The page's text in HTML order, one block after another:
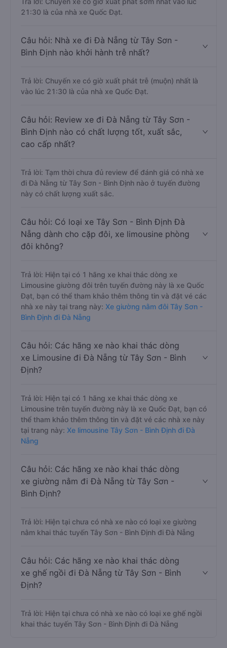
21:30 là của nhà xe Quốc Đạt.
Câu hỏi: Nhà xe đi Đà Nẵng từ Tây Sơn -
Bình Định nào khởi hành trễ nhất?
Trả lời: Chuyến xe có giờ xuất phát trễ (muộn) nhất là
vào lúc 21:30 là của nhà xe Quốc Đạt.
Câu hỏi: Review xe đi Đà Nẵng từ Tây Sơn -
Bình Định nào có chất lượng tốt, xuất sắc,
cao cấp nhất?
Trả lời: Tạm thời chưa đủ review để đánh giá có nhà xe
đi Đà Nẵng từ Tây Sơn - Bình Định nào ở tuyến đường
này có chất lượng xuất sắc.
Câu hỏi: Có loại xe Tây Sơn - Bình Định Đà
Nẵng dành cho cặp đôi, xe limousine phòng
đôi không?
Trả lời: Hiện tại có 1 hãng xe khai thác dòng xe
Limousine giường đôi trên tuyến đường này là xe Quốc
Đạt, bạn có thể tham khảo thêm thông tin và đặt vé các
nhà xe này tại trang này: Xe giường nằm đôi Tây Sơn -
Bình Định đi Đà Nẵng
Câu hỏi: Các hãng xe nào khai thác dòng
xe Limousine đi Đà Nẵng từ Tây Sơn - Bình
Định?
Trả lời: Hiện tại có 1 hãng xe khai thác dòng xe
Limousine trên tuyến đường này là xe Quốc Đạt, bạn có
thể tham khảo thêm thông tin và đặt vé các nhà xe này
tại trang này: Xe limousine Tây Sơn - Bình Định đi Đà
Nẵng
Câu hỏi: Các hãng xe nào khai thác dòng
xe giường nằm đi Đà Nẵng từ Tây Sơn -
Bình Định?
Trả lời: Hiện tại chưa có nhà xe nào có loại xe giường
nằm khai thác tuyến Tây Sơn - Bình Định đi Đà Nẵng
Câu hỏi: Các hãng xe nào khai thác dòng
xe ghế ngồi đi Đà Nẵng từ Tây Sơn - Bình
Định?
Trả lời: Hiện tại chưa có nhà xe nào có loại xe ghế ngồi
khai thác tuyến Tây Sơn - Bình Định đi Đà Nẵng